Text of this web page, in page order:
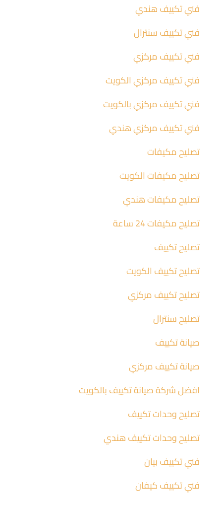
فني تكييف هندي
فني تكييف سنترال
فني تكييف مركزي
فني تكييف مركزي الكويت
فني تكييف مركزي بالكويت
فني تكييف مركزي هندي
تصليح مكيفات
تصليح مكيفات الكويت
تصليح مكيفات هندي
تصليح مكيفات 24 ساعة
تصليح تكييف
تصليح تكييف الكويت
تصليح تكييف مركزي
تصليح سنترال
صيانة تكييف
صيانة تكييف مركزي
افضل شركة صيانة تكييف بالكويت
تصليح وحدات تكييف
تصليح وحدات تكييف هندي
فني تكييف بيان
فني تكييف كيفان